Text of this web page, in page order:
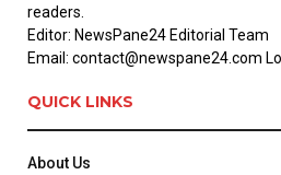
readers.
Editor: NewsPane24 Editorial Team
Email: contact@newspane24.com
QUICK LINKS
About Us